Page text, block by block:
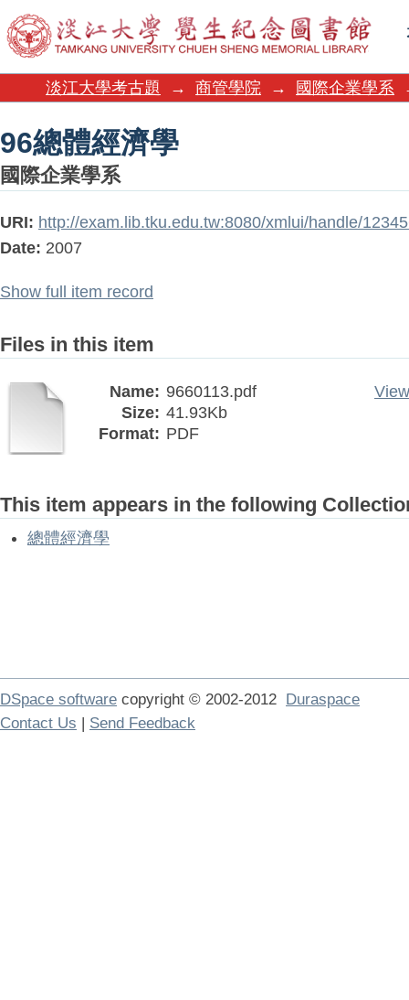
96總體經濟學
淡江大學考古題 → 商管學院 → 國際企業學系
96總體經濟學
國際企業學系
URI: http://exam.lib.tku.edu.tw:8080/xmlui/handle/
Date: 2007
Show full item record
Files in this item
Name: 9660113.pdf
Size: 41.93Kb
Format: PDF
This item appears in the following
總體經濟學
DSpace software copyright © 2002-2012 Duraspace
Contact Us | Send Feedback